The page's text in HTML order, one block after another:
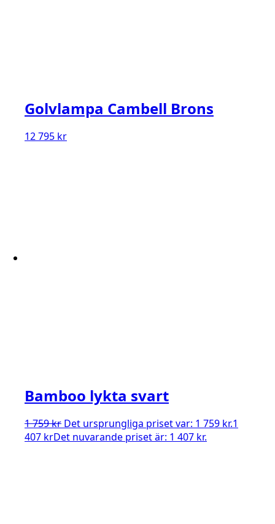
Golvlampa Cambell Brons
12 795 kr
Bamboo lykta svart
1 759kr Det ursprungliga priset var: 1 759 kr.1
407 krDet nuvarande priset är: 1 407 kr.